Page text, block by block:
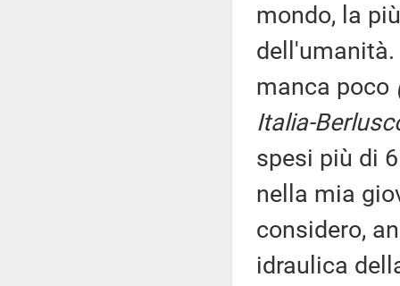
mondo, la
dell'umanità.
manca poco
Italia-
spesi più di
nella mia
considero,
idraulica